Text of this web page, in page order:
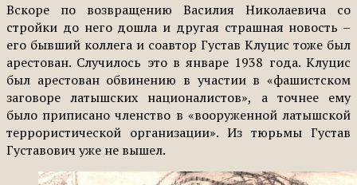
Вскоре по возвращению Василия Николаевича со
стройки до него дошла и другая страшная новость –
его бывший коллега и соавтор Густав Клуцис тоже был
арестован. Случилось это в январе 1938 года. Клуцис
был арестован обвинению в участии в «фашистском
заговоре латышских националистов», а точнее ему
было приписано членство в «вооруженной латышской
террористической организации». Из тюрьмы Густав
Густавович уже не вышел.